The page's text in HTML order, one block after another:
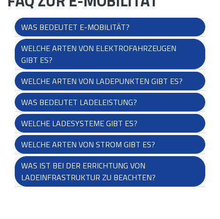
WAS BEDEUTET E-MOBILITÄT?
WELCHE ARTEN VON ELEKTROFAHRZEUGEN
GIBT ES?
WELCHE ARTEN VON LADEPUNKTEN GIBT ES?
WAS BEDEUTET LADELEISTUNG?
WELCHE LADESYSTEME GIBT ES?
WELCHE ARTEN VON STROM GIBT ES?
WAS IST BEI DER ERRICHTUNG VON
LADEINFRASTRUKTUR ZU BEACHTEN?